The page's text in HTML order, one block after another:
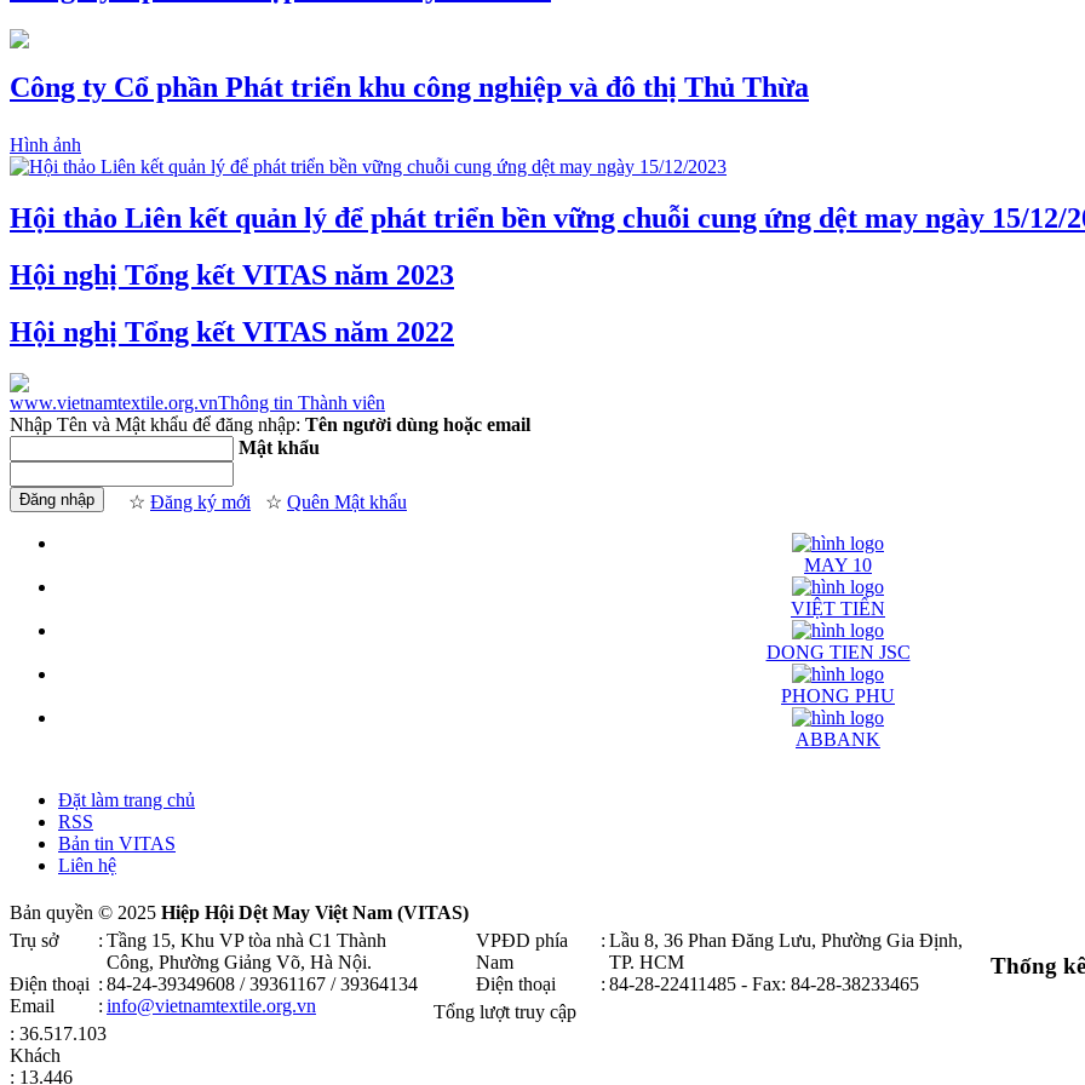
Công ty Cổ phần Phát triển khu công nghiệp và đô thị Thủ Thừa
Hình ảnh
Hội thảo Liên kết quản lý để phát triển bền vững chuỗi cung ứng dệt may ngày 15/12/
Hội nghị Tổng kết VITAS năm 2023
Hội nghị Tổng kết VITAS năm 2022
www.vietnamtextile.org.vnThông tin Thành viên
Nhập Tên và Mật khẩu để đăng nhập: Tên người dùng hoặc email
Mật khẩu
☆ Đăng ký mới ☆ Quên Mật khẩu
MAY 10
VIỆT TIẾN
DONG TIEN JSC
PHONG PHU
ABBANK
Đặt làm trang chủ
RSS
Bản tin VITAS
Liên hệ
Bản quyền © 2025 Hiệp Hội Dệt May Việt Nam (VITAS)
Trụ sở
: Tầng 15, Khu VP tòa nhà C1 Thành
Công, Phường Giảng Võ, Hà Nội .
Điện thoại : 84-24-39349608 / 39361167 / 39364134
Email
: info@vietnamtextile.org.vn
VPĐD phía
Nam
: Lầu 8, 36 Phan Đăng Lưu, Phường Gia Định,
TP. HCM
Điện thoại
: 84-28-22411485 - Fax: 84-28-38233465
Thống kê
Tổng lượt truy cập
: 36.517.103
Khách
: 13.446